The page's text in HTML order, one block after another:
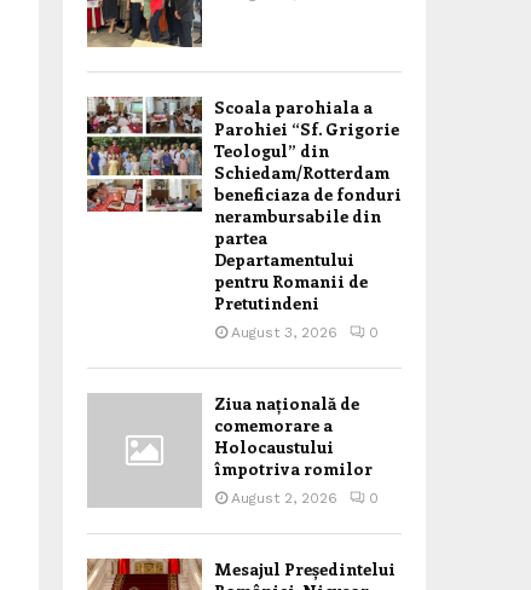
Scoala parohiala a
Parohiei “Sf. Grigorie
Teologul” din
Schiedam/Rotterdam
beneficiaza de fonduri
nerambursabile din
partea
Departamentului
pentru Romanii de
Pretutindeni
August 3, 2026 0
Ziua națională de
comemorare a
Holocaustului
împotriva romilor
August 2, 2026 0
Mesajul Președintelui